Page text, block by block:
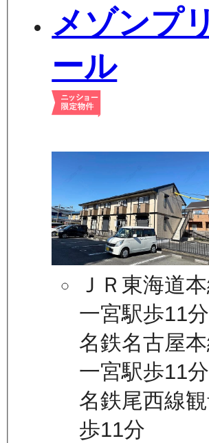
メゾンプ
ール
ＪＲ東海道
一宮駅歩11分
名鉄名古屋
一宮駅歩11分
名鉄尾西線
歩11分